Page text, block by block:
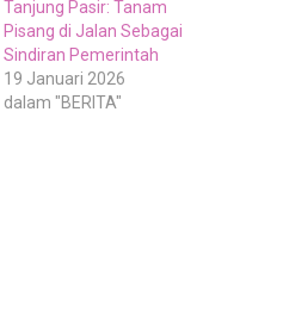
Tanjung Pasir: Tanam
Pisang di Jalan Sebagai
Sindiran Pemerintah
19 Januari 2026
dalam "BERITA"